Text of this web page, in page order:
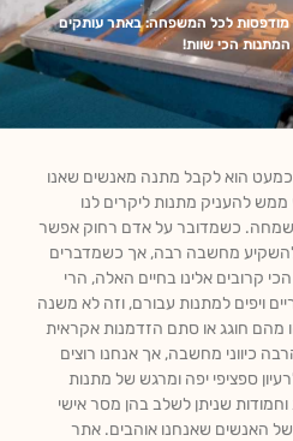
מודפסות לכל המשפחה: באתר עותקים
הכי שוות!
הוא לקבל מתנה מאנשים שאנו
להעניק מתנות ליקרים לנו
כשמדובר על אדם רחוק אפשר
להשקיע מחשבה רבה, אך כשמדברים
קרובים אלינו בחיים האלה, הרי
ויפים למתנות עבורם, וזה לא משנה
מהם חוגג או סתם הזדמנות אקראית
כיווני מחשבה, אך אנחנו רוצים
ספציפי יפה ומרגש של מתנות
שניתן לשלב בהן מסר אישי
האנשים שאנחנו אוהבים. אתר